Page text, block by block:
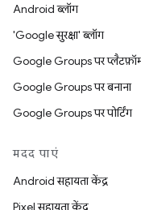
Android ब्लॉग
'Google सुरक्षा' ब्लॉग
Google Groups पर
Google Groups पर बनाना
Google Groups पर पोर्टिंग
मदद पाएं
Android सहायता केंद्र
Pixel सहायता केंद्र